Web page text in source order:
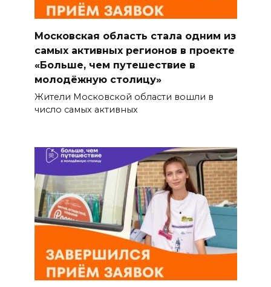
Московская область стала одним из
самых активных регионов в проекте
«Больше, чем путешествие в
молодёжную столицу»
Жители Московской области вошли в
число самых активных